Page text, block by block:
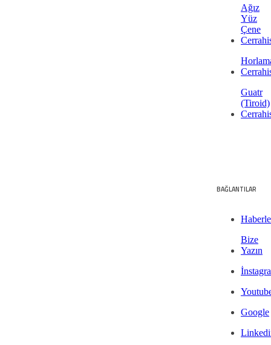
Ağız
Yüz
Çene
Guatr
(Tiroid)
BAĞLANTILAR
Bize
Yazın
Google